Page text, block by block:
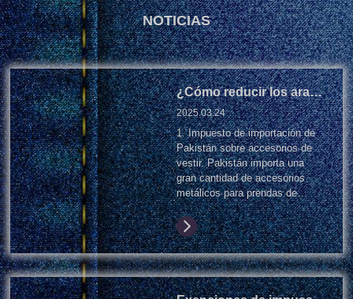
NOTICIAS
¿Cómo reducir los aranceles de importación de botones metálicos en Pakistán? Guía para fábricas textiles.
2025.03.24
1. Impuesto de importación de
Pakistán sobre accesorios de
vestir. Pakistán importa una
gran cantidad de accesorios
metálicos para prendas de
vestir, como botones a presión
de acero inoxidable y botones
para vaqueros. Los altos
aranceles de importación
pueden afectar los costos de
fabricación, pero existen